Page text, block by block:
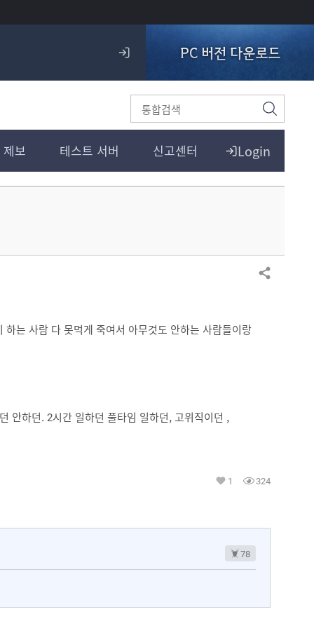
로
PC 버전 다운로드
검
색
Login
보 테스트 서버 신고센터
공유하기
는 사람 다 못먹게 죽여서 아무것도 안하는 사람들이랑
안하던. 2시간 일하던 풀타임 일하던, 고위직이던 ,
1 324
78